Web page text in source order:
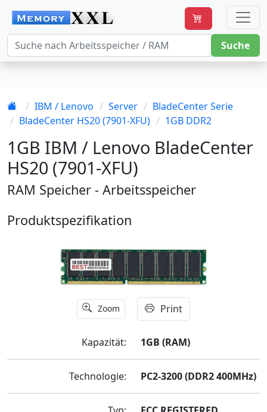
Suche
IBM / Lenovo Server
BladeCenter Serie
BladeCenter HS20 (7901-XFU)
1GB DDR2
1GB IBM / Lenovo BladeCenter
HS20 (7901-XFU)
RAM Speicher - Arbeitsspeicher
Produktspezifikation
Zoom Print
Kapazität: 1GB (RAM)
Technologie: PC2-3200 (DDR2 400MHz)